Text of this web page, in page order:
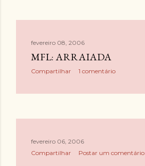
fevereiro 08, 2006
MFL: ARRAIADA
Compartilhar 1 comentário
fevereiro 06, 2006
Compartilhar
Postar um comentário